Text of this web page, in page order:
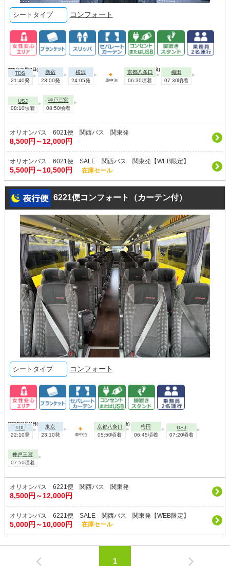
シートタイプ コンフォート
2026年10月01日(木)
TDS
21:40発
新宿
23:00発
横浜
24:05発
車中泊
2026年10月02日(金)
京都八条口
06:30頃着
梅田
07:30頃着
USJ
08:10頃着
神戸三宮
08:50頃着
オリオンバス 6021便 関西バス 関東発
8,500円～12,000円
オリオンバス 6021便 SALE 関西バス 関東発【WEB限定】
5,500円～10,500円 在庫セール
6221便コンフォート（カーテン付）
シートタイプ コンフォート
2026年10月01日(木)
TDL
22:10発
東京
23:10発
車中泊
2026年10月02日(金)
京都八条口
05:50頃着
梅田
06:45頃着
USJ
07:20頃着
神戸三宮
07:50頃着
オリオンバス 6221便 関西バス 関東発
8,500円～12,000円
オリオンバス 6221便 SALE 関西バス 関東発【WEB限定】
5,000円～10,000円 在庫セール
1